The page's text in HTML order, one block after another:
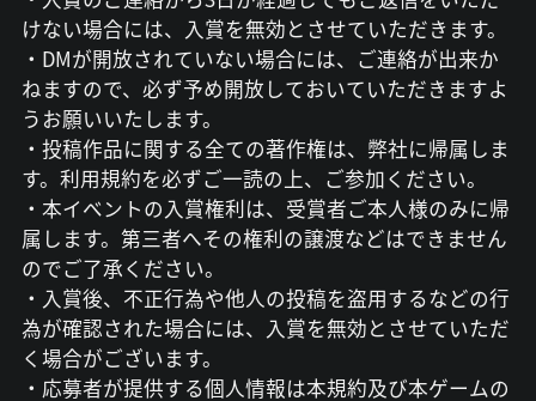
けない場合には、入賞を無効とさせていただきます。
・DMが開放されていない場合には、ご連絡が出来か
ねますので、必ず予め開放しておいていただきますよ
うお願いいたします。
・投稿作品に関する全ての著作権は、弊社に帰属しま
す。利用規約を必ずご一読の上、ご参加ください。
・本イベントの入賞権利は、受賞者ご本人様のみに帰
属します。第三者へその権利の譲渡などはできません
のでご了承ください。
・入賞後、不正行為や他人の投稿を盗用するなどの行
為が確認された場合には、入賞を無効とさせていただ
く場合がございます。
・応募者が提供する個人情報は本規約及び本ゲームの